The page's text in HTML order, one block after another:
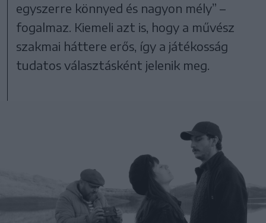
egyszerre könnyed és nagyon mély” –
fogalmaz. Kiemeli azt is, hogy a művész
szakmai háttere erős, így a játékosság
tudatos választásként jelenik meg.